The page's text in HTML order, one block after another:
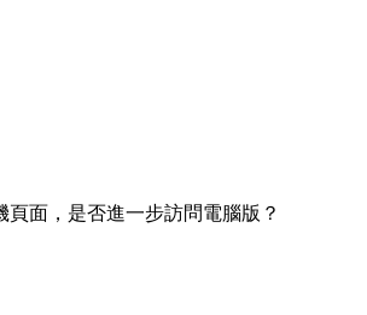
頁面，是否進一步訪問電腦版？